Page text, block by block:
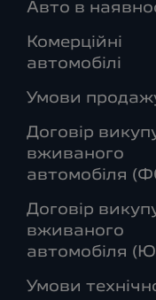
Авто в
Комерційні
автомобілі
Умови
Договір
вживаного
автомобіля
Договір
вживаного
автомобіля
Умови